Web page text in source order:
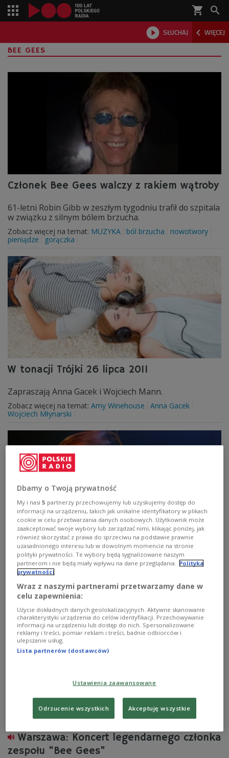
shopping_cart 
 SŁUCHAJ  WIĘCEJ

BEE GEES
Członek Bee Gees walczy z rakiem wątroby
61-letni Robin Gibb w zeszłym tygodniu trafił do szpitala
w związku z silnym bólem brzucha.
Zobacz więcej na temat: MUZYKA ból brzucha
nowotwory
pieniądze
gorączka
W tonacji Trójki 26 lipca 2011
Zapraszają Anna Gacek i Wojciech Mann.
Zobacz więcej na temat: Amy Winehouse
Anna Gacek
Wojciech Młynarski
Mann i Gacek i piosenki o dziwnej treści
Tematem wtorkowej "W tonacji Trójki" były utwory m.in.
o żurku, niewidomych meduzach, konkwistadorze i
telefonicznym stalkingu.
Zobacz więcej na temat:
Wojciech Młynarski żurek
Warszawa: Koncert legendarnego członka
zespołu "Bee Gees"
Dbamy o Twoją prywatność
My i nasi5 partnerzy przechowujemy lub uzyskujemy dostęp do
informacji na urządzeniu, takich jak unikalne identyfikatory w plikach
cookie w celu przetwarzania danych osobowych. Użytkownik może
zaakceptować swoje wybory lub zarządzać nimi, klikając poniżej, jak
również skorzystać z prawa do sprzeciwu na podstawie prawnie
uzasadnionego interesu lub w dowolnym momencie na stronie
polityki prywatności. Te wybory będą sygnalizowane naszym
partnerom i nie będą miały wpływu na dane przeglądania.
Polityka
prywatności
Wraz z naszymi partnerami przetwarzamy dane w
celu zapewnienia:
Użycie dokładnych danych geolokalizacyjnych. Aktywne skanowanie
charakterystyki urządzenia do celów identyfikacji. Przechowywanie
informacji na urządzeniu lub dostęp do nich. Spersonalizowane
reklamy i treści, pomiar reklam i treści, badnie odbiorców i
ulepszanie usług.
Lista partnerów (dostawców)
Ustawienia zaawansowane
Odrzucenie wszystkich Akceptuję wszystkie